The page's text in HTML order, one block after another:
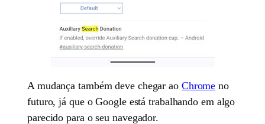
A mudança também deve chegar ao Chrome no
futuro, já que o Google está trabalhando em algo
parecido para o seu navegador.